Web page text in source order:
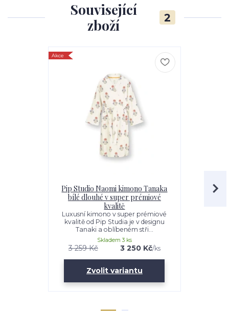
Související
zboží
2
Akce
Pip Studio Naomi kimono Tanaka
bílé dlouhé v super prémiové
kvalitě
Luxusní kimono v super prémiové
kvalitě od Pip Studia je v designu
Tanaki a oblíbeném stři...
3 259 Kč 3 250 Kč/ks
Skladem 3 ks
Zvolit variantu
Pip